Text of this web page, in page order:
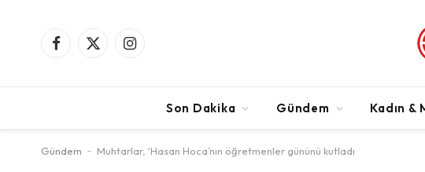
Facebook
X
Instagram
Son Dakika Gündem Kadın &
Gündem - Muhtarlar, ‘Hasan Hoca’nın öğretmenler gününü kutladı